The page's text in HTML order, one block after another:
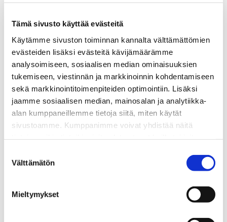
Tämä sivusto käyttää evästeitä
Käytämme sivuston toiminnan kannalta välttämättömien
evästeiden lisäksi evästeitä kävijämäärämme
analysoimiseen, sosiaalisen median ominaisuuksien
tukemiseen, viestinnän ja markkinoinnin kohdentamiseen
sekä markkinointitoimenpiteiden optimointiin. Lisäksi
jaamme sosiaalisen median, mainosalan ja analytiikka-
alan kumppaneillemme tietoja siitä, miten käytät
sivustoamme. Kumppanimme voivat yhdistää näitä
valinta
Välttämätön
Mieltymykset
Vaikka hiilidioksidipäästöjen
vähennykseen kohdistuu kovia odotuksia,
uusiakin dieselmoottoreita kehitetään.
Kuvassa Traton Groupin, johon
eurooppalaisina toimijoina kuuluvat
Scania AB ja MAN Truck & Bus, raskaan
kaluston kuusisylinterinen uutuusmoottori
liki 13 litran iskutilavuudella. Moottorin
termisen hyötysuhteen kerrotaan
saavuttavan merkkipylväänä pidetyn 50
% rajan. Pakokaasujen
kahdella AdBlue-urealiuoksen
ruiskutusventtiilillä (kuva: Traton Group).